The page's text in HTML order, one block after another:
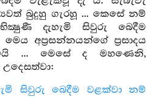
බුදුහු ගැරහූ ... කෙසේ නම්
දැහැමි සිවුරු බෙදීම
අප්‍රසන්නයන්ගේ ප්‍රසාදය
... මෙසේ ද මහණෙනි,
සිවුරු බෙදීම වළක්වා නම්